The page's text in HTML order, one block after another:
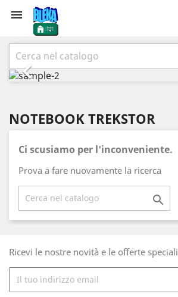


Precedente
NOTEBOOK TREKSTOR
Ci scusiamo per l'inconveniente.
Prova a fare nuovamente la ricerca

Ricevi le nostre novità e le offerte speciali